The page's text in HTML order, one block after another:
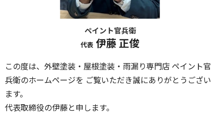
ペイント官兵衛
代表 伊藤 正俊
この度は、外壁塗装・屋根塗装・雨漏り専門店 ペイント官
兵衛のホームページを ご覧いただき誠にありがとうござい
ます。
代表取締役の伊藤と申します。